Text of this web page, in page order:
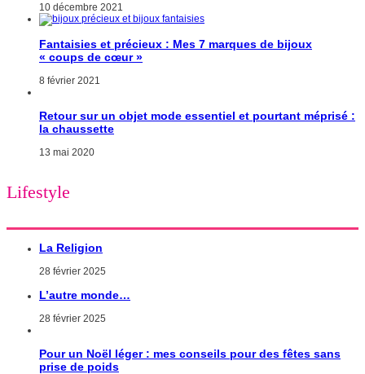
10 décembre 2021
Fantaisies et précieux : Mes 7 marques de bijoux
« coups de cœur »
8 février 2021
Retour sur un objet mode essentiel et pourtant méprisé :
la chaussette
13 mai 2020
Lifestyle
La Religion
28 février 2025
L’autre monde…
28 février 2025
Pour un Noël léger : mes conseils pour des fêtes sans
prise de poids